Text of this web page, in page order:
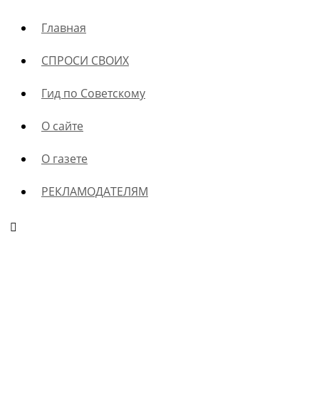
Главная
СПРОСИ СВОИХ
Гид по Советскому
О сайте
О газете
РЕКЛАМОДАТЕЛЯМ